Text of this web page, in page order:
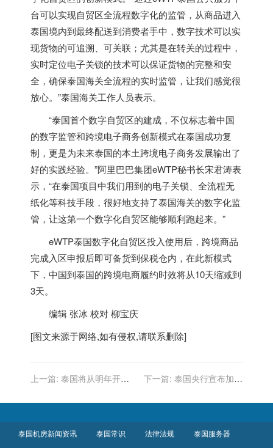
台可以实现自贸区全流程数字化的监管，从商品进入
泰国境内到最终配送到消费者手中，数字技术可以实
现货物的可追溯、可关联；尤其是在转关的过程中，
实时定位电子关锁的技术可以保证货物的完整和安
全，确保泰国海关全流程的实时监管，让我们感觉很
放心。”泰国海关工作人员表示。
“泰国首个数字自贸区的建成，不仅标志着中国
的数字监管和跨境电子商务创新模式在泰国成功复
制，更是为未来泰国的本土跨境电子商务发展输出了
好的实践经验。”阿里巴巴集团eWTP秘书长宋君涛表
示，“在泰国项目中我们用到的电子关锁、全流程无
纸化等科技手段，很好地支持了泰国海关的数字化监
管，让这第一个数字化自贸区能够顺利跑起来。”
eWTP泰国数字化自贸区投入使用后，跨境商品
完成入区申报后即可备货到保税仓内，在此新模式
下，中国到泰国的跨境电商履约时效将从10天缩减到
3天。
编辑 张冰 校对 柳宝庆
[图文来源于网络,如有侵权,请联系删除]
上一篇: 泰国将从明年开始
首次
下一篇: 泰国央行宣布加息
泰国机房新闻资讯 泰国常识 法律法规 泰国服务器